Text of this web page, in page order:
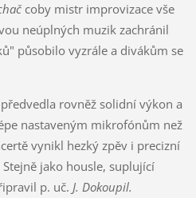
coby mistr improvizace vše
neúplných muzik zachránil
působilo vyzrále a divákům se
rovněž solidní výkon a
nastaveným mikrofónům než
vynikl hezký zpěv i precizní
jako housle, suplující
p. uč. J. Dokoupil.